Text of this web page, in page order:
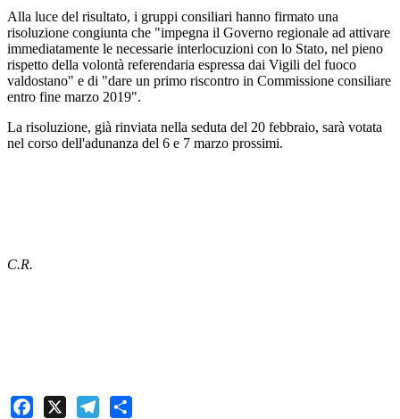
Alla luce del risultato, i gruppi consiliari hanno firmato una
risoluzione congiunta che "impegna il Governo regionale ad attivare
immediatamente le necessarie interlocuzioni con lo Stato, nel pieno
rispetto della volontà referendaria espressa dai Vigili del fuoco
valdostano" e di "dare un primo riscontro in Commissione consiliare
entro fine marzo 2019".
La risoluzione, già rinviata nella seduta del 20 febbraio, sarà votata
nel corso dell'adunanza del 6 e 7 marzo prossimi.
C.R.